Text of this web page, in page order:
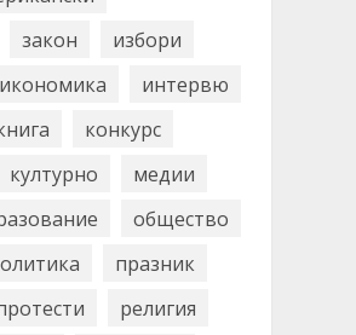
закон
избори
икономика
интервю
конкурс
културно
медии
общество
празник
религия